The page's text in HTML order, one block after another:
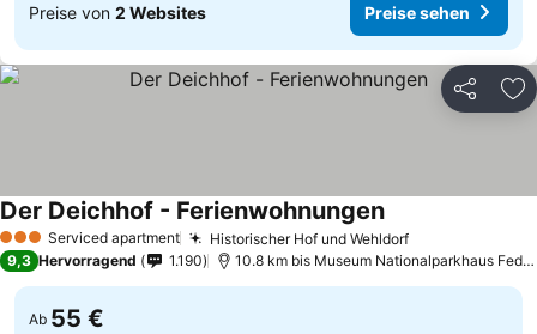
Preise von 2 Websites Preise sehen
Teilen
3 SterneServiced apartment Historischer Hof und WehldorfPreise sehen
Der Deichhof - FerienwohnungenPreise sehen
9,3 Hervorragend 1.190 10.8 km bis Museum Nationalparkhaus
Ab 55 €